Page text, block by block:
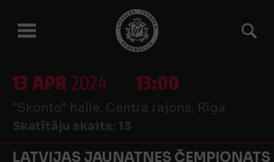
13 APR2024 13:00
"Skonto" halle, Centra rajons, Rīga
Skatītāju skaits: 13
LATVIJAS JAUNATNES ČEMPIONATS